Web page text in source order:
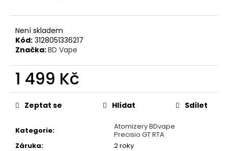
Není skladem
Kód: 3128051336217
Značka:BD Vape
1 499 Kč
Měrná
cena:
Kategorie:
Atomizery BDvape
Precisio GT RTA
Záruka:
2 roky
Zeptat se Hlídat Sdílet
JOYETECH
EX
0,5
OHM
49
Kč